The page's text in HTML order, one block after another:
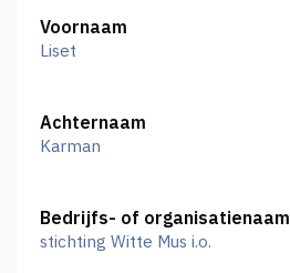
Voornaam
Liset
Achternaam
Karman
Bedrijfs- of organisatienaam
stichting Witte Mus i.o.